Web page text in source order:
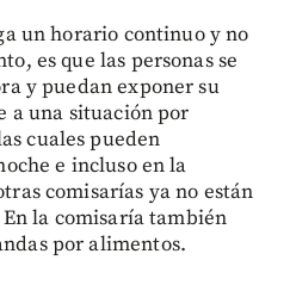
un horario continuo y no
es que las personas se
y puedan exponer su
a una situación por
cuales pueden
e incluso en la
comisarías ya no están
la comisaría también
por alimentos.